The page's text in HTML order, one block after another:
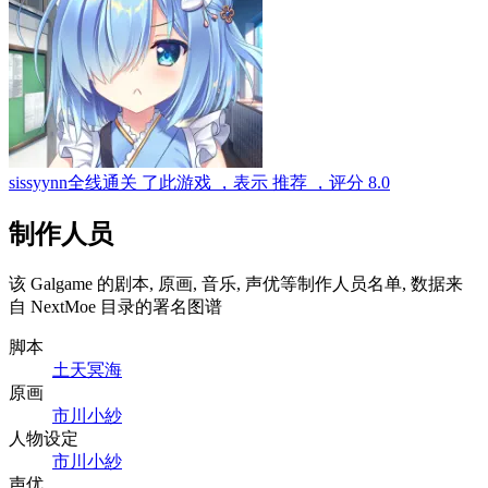
sissyynn全线通关 了此游戏 ，表示 推荐 ，评分 8.0
制作人员
该 Galgame 的剧本, 原画, 音乐, 声优等制作人员名单, 数据来
自 NextMoe 目录的署名图谱
脚本
土天冥海
原画
市川小紗
人物设定
市川小紗
声优